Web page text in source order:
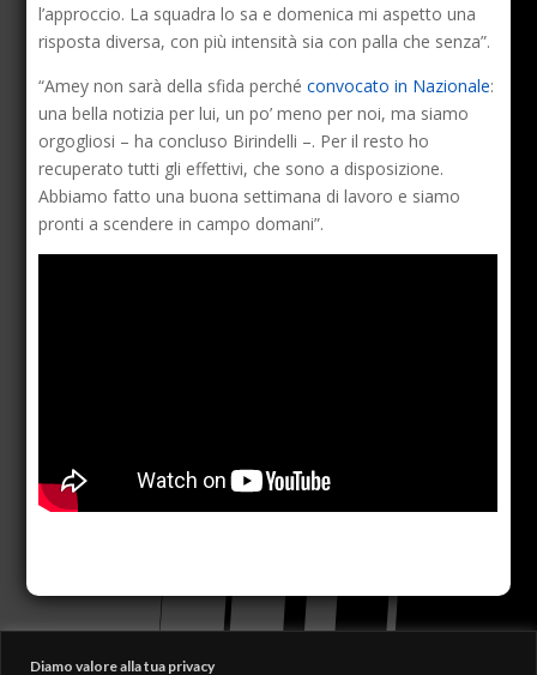
Diamo valore alla tua privacy
l’approccio. La squadra lo sa e domenica mi aspetto una
risposta diversa, con più intensità sia con palla che senza”.
“Amey non sarà della sfida perchéconvocato in Nazionale:
una bella notizia per lui, un po’ meno per noi, ma siamo
orgogliosi – ha concluso Birindelli –. Per il resto ho
recuperato tutti gli effettivi, che sono a disposizione.
Abbiamo fatto una buona settimana di lavoro e siamo
pronti a scendere in campo domani”.